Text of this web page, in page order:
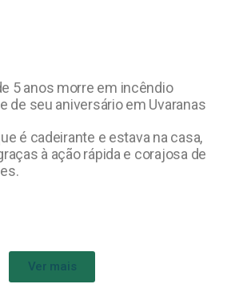
5 anos morre em incêndio
de seu aniversário em Uvaranas
é cadeirante e estava na casa,
à ação rápida e corajosa de
Ver mais